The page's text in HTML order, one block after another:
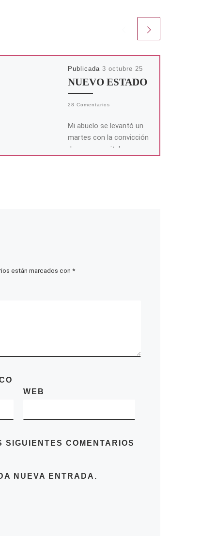
Publicada 3 octubre 25
NUEVO ESTADO
28 Comentarios
Mi abuelo se levantó un
martes con la convicción
de que necesitaba una
están marcados con *
WEB
SIGUIENTES COMENTARIOS
NUEVA ENTRADA.